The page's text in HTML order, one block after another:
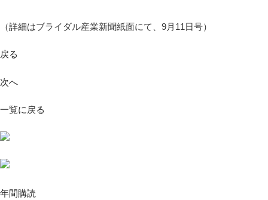
（詳細はブライダル産業新聞紙面にて、9月11日号）
戻る
次へ
一覧に戻る
年間購読